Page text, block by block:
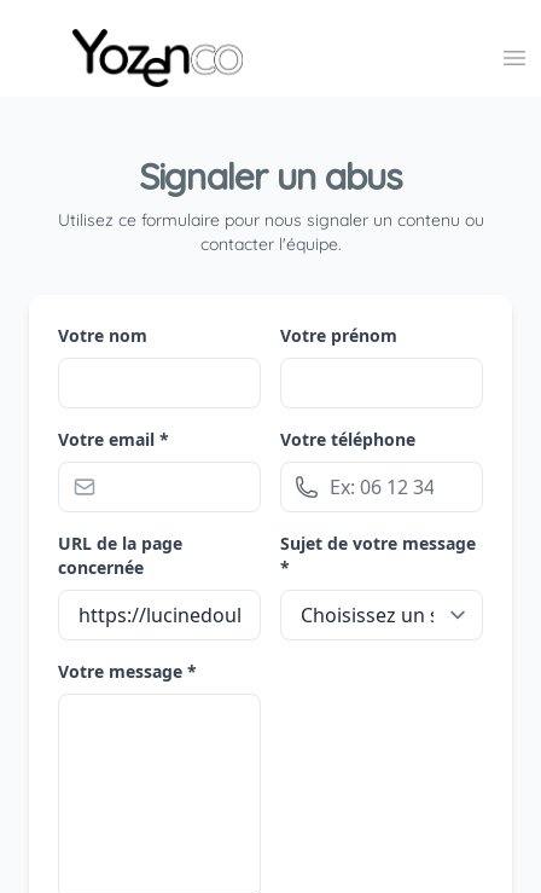
Yozenco - Organisateur de Salons, Evénements et
Signaler un abus
Utilisez ce formulaire pour nous signaler un contenu ou
contacter l'équipe.
Votre nom Votre prénom
Votre email * Votre téléphone
URL de la page
concernée
Sujet de votre message
*
Votre message *